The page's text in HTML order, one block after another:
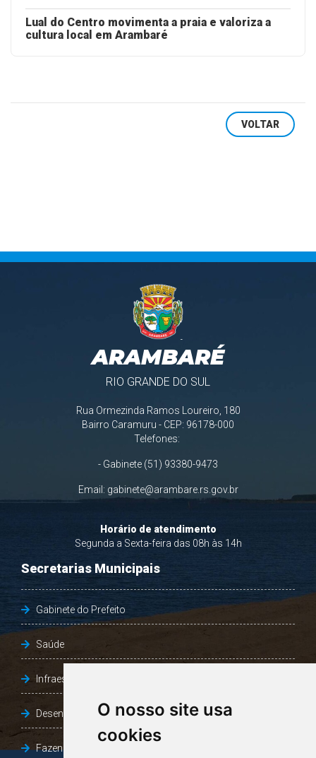
O nosso site usa
cookies
Lual do Centro movimenta a praia e valoriza a
cultura local em Arambaré
VOLTAR
ARAMBARÉ
RIO GRANDE DO SUL
Rua Ormezinda Ramos Loureiro, 180
Bairro Caramuru - CEP: 96178-000
Telefones:
- Gabinete (51) 93380-9473
Email: gabinete@arambare.rs.gov.br
Horário de atendimento
Segunda a Sexta-feira das 08h às 14h
Secretarias Municipais
Gabinete do Prefeito
Saúde
Infraestrutura, Agricultura e Meio Ambiente
Desenvolvimento Social
Fazenda e Desenvolvimento Econômico